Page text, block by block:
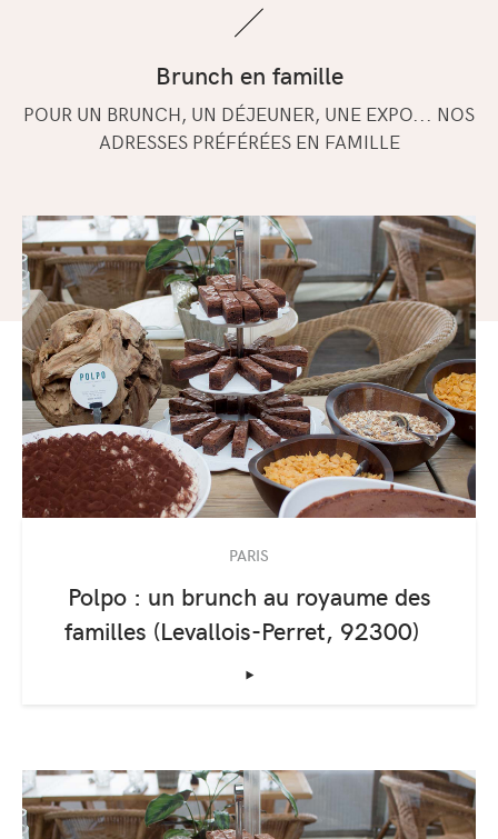
Brunch en famille
POUR UN BRUNCH, UN DÉJEUNER, UNE EXPO... NOS
ADRESSES PRÉFÉRÉES EN FAMILLE
PARIS
Polpo : un brunch au royaume des
familles (Levallois-Perret, 92300)
‣